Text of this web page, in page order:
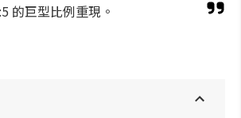
的巨型比例重現。